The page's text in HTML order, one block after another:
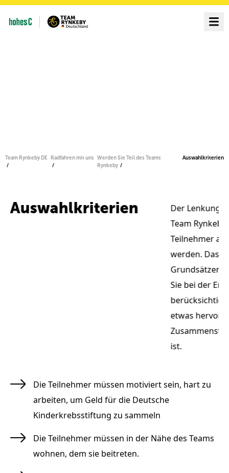
Team Rynkeby DE Radfahren mit uns Werden Sie Teil des Teams
Rynkeby
Auswahlkriterien
Auswahlkriterien
Der
Team
Teilnehmer
werden. Das
Grundsätzen
Sie bei der
etwas
ist.
Die Teilnehmer müssen motiviert sein, hart zu
arbeiten, um Geld für die Deutsche
Kinderkrebsstiftung zu sammeln
Die Teilnehmer müssen in der Nähe des Teams
wohnen, dem sie beitreten.